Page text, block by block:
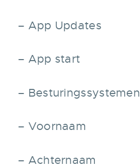
– App Updates
– App start
– Besturingssystemen
– Voornaam
– Achternaam